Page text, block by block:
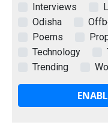
Interviews
Odisha
Poems
Technology
Trending